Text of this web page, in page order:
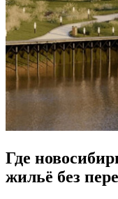
Где
жильё без